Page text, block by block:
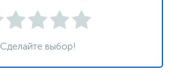
Сделайте выбор!